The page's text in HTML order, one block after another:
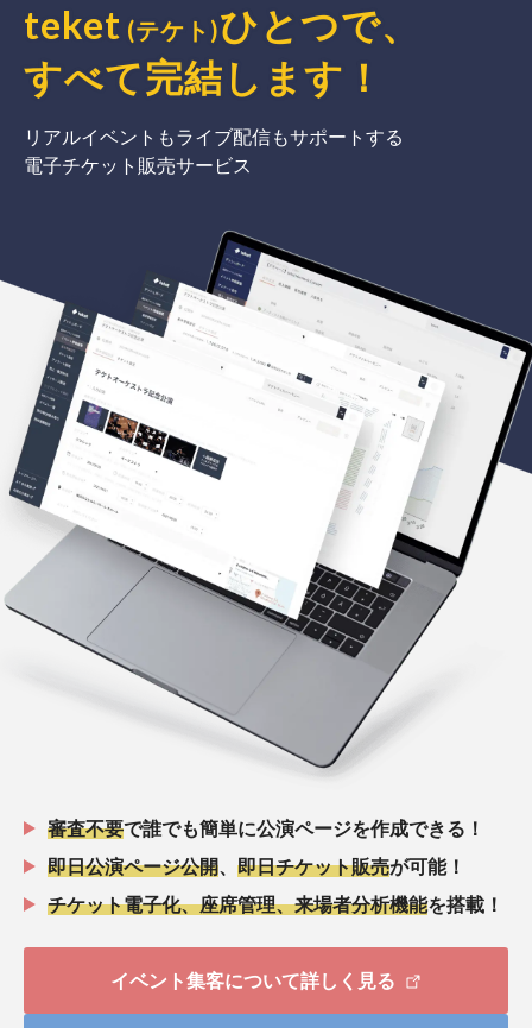
teket (テケト)ひとつで、
すべて完結 します ！
リアルイベントもライブ配信もサポートする
電子チケット販売サービス
審査不要で誰でも簡単に公演ページを作成できる！
即日公演ページ公開
即日チケット販売が可能！
チケット電子化、座席管理、来場者分析機能を搭載！
イベント集客について詳しく見る